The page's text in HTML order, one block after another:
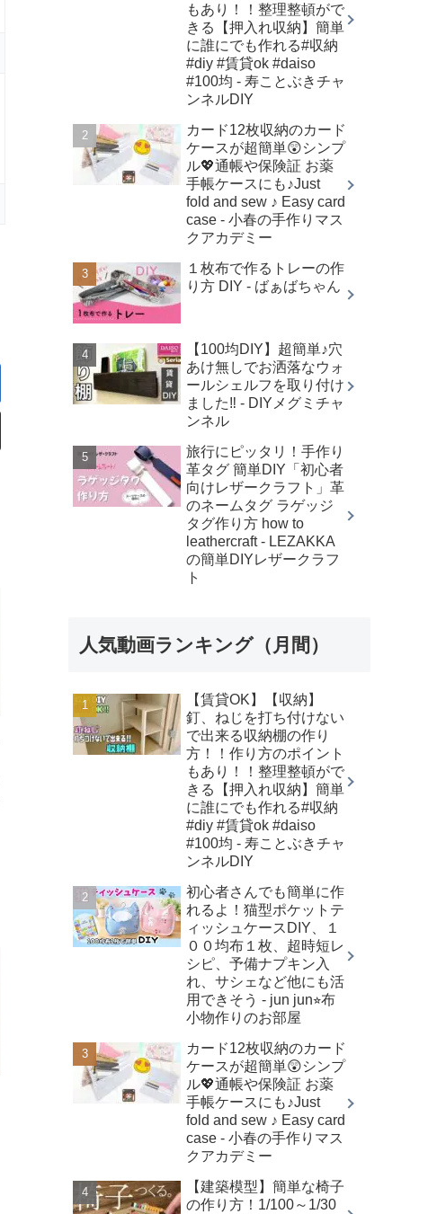
もあり！！整理整頓がで
きる【押入れ収納】簡単
に誰にでも作れる#収納
#diy #賃貸ok #daiso
#100均 - 寿ことぶきチャ
ンネルDIY
カード12枚収納のカード
ケースが超簡単😲シンプ
ル💖通帳や保険証 お薬
手帳ケースにも♪Just
fold and sew ♪ Easy card
case - 小春の手作りマス
クアカデミー
１枚布で作るトレーの作
り方 DIY - ばぁばちゃん
【100均DIY】超簡単♪穴
あけ無しでお洒落なウォ
ールシェルフを取り付け
ました‼︎ - DIYメグミチャ
ンネル
旅行にピッタリ！手作り
革タグ 簡単DIY「初心者
向けレザークラフト」革
のネームタグ ラゲッジ
タグ作り方 how to
leathercraft - LEZAKKA
の簡単DIYレザークラフ
ト
人気動画ランキング（月間）
【賃貸OK】【収納】
釘、ねじを打ち付けない
で出来る収納棚の作り
方！！作り方のポイント
もあり！！整理整頓がで
きる【押入れ収納】簡単
に誰にでも作れる#収納
#diy #賃貸ok #daiso
#100均 - 寿ことぶきチャ
ンネルDIY
初心者さんでも簡単に作
れるよ！猫型ポケットテ
ィッシュケースDIY、１
００均布１枚、超時短レ
シピ、予備ナプキン入
れ、サシェなど他にも活
用できそう - jun jun⭐︎布
小物作りのお部屋
カード12枚収納のカード
ケースが超簡単😲シンプ
ル💖通帳や保険証 お薬
手帳ケースにも♪Just
fold and sew ♪ Easy card
case - 小春の手作りマス
クアカデミー
【建築模型】簡単な椅子
の作り方！1/100～1/30